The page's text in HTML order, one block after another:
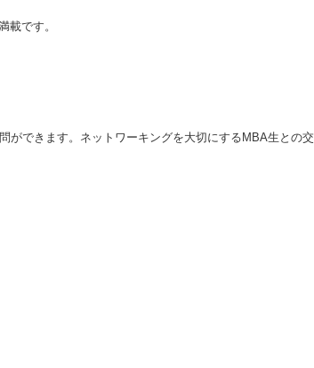
載です。
ができます。ネットワーキングを大切にするMBA生との交